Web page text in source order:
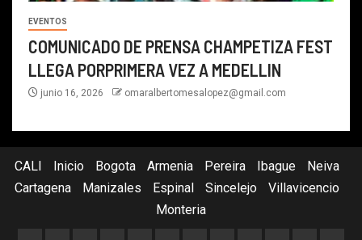
EVENTOS
COMUNICADO DE PRENSA CHAMPETIZA FEST
LLEGA PORPRIMERA VEZ A MEDELLIN
junio 16, 2026 omaralbertomesalopez@gmail.com
CALI Inicio Bogota Armenia Pereira Ibague
Neiva
Cartagena
Manizales Espinal Sincelejo
Villavicencio
Monteria